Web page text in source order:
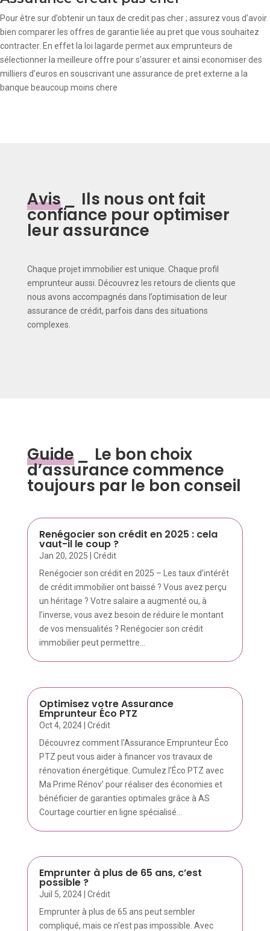
Pour être sur d’obtenir un taux de credit pas cher ; assurez vous d’avoir
bien comparer les offres de garantie liée au pret que vous souhaitez
contracter. En effet la loi lagarde permet aux emprunteurs de
sélectionner la meilleure offre pour s’assurer et ainsi economiser des
milliers d’euros en souscrivant une assurance de pret externe a la
banque beaucoup moins chere
Avis _ Ils nous ont fait
confiance pour optimiser
leur assurance
Chaque projet immobilier est unique. Chaque profil
emprunteur aussi. Découvrez les retours de clients que
nous avons accompagnés dans l’optimisation de leur
assurance de crédit, parfois dans des situations
complexes.
Guide _ Le bon choix
d’assurance commence
toujours par le bon conseil
Renégocier son crédit en 2025 : cela
vaut-il le coup ?
Jan 20, 2025
Crédit
Renégocier son crédit en 2025 – Les taux d’intérêt
de crédit immobilier ont baissé ? Vous avez perçu
un héritage ? Votre salaire a augmenté ou, à
l’inverse, vous avez besoin de réduire le montant
de vos mensualités ? Renégocier son crédit
immobilier peut permettre...
Optimisez votre Assurance
Emprunteur Éco PTZ
Oct 4, 2024| Crédit
Découvrez comment l'Assurance Emprunteur Éco
PTZ peut vous aider à financer vos travaux de
rénovation énergétique. Cumulez l'Éco PTZ avec
Ma Prime Rénov' pour réaliser des économies et
bénéficier de garanties optimales grâce à AS
Courtage courtier en ligne spécialisé...
Emprunter à plus de 65 ans, c’est
possible ?
Juil 5, 2024| Crédit
Emprunter à plus de 65 ans peut sembler
compliqué, mais ce n’est pas impossible. Avec